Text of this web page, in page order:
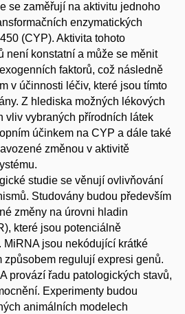
se zaměřují na aktivitu jednoho
enzymatických
(CYP). Aktivita tohoto
není konstatní a může se měnit
faktorů, což následně
v účinnosti léčiv, které jsou tímto
Z hlediska možných lékových
vliv vybraných přírodních látek
účinkem na CYP a dále také
změnou v aktivitě
studie se věnují ovlivňování
Studovány budou především
změny na úrovni hladin
které jsou potenciálně
MiRNA jsou nekódující krátké
způsobem regulují expresi genů.
provází řadu patologických stavů,
Experimenty budou
animálních modelech